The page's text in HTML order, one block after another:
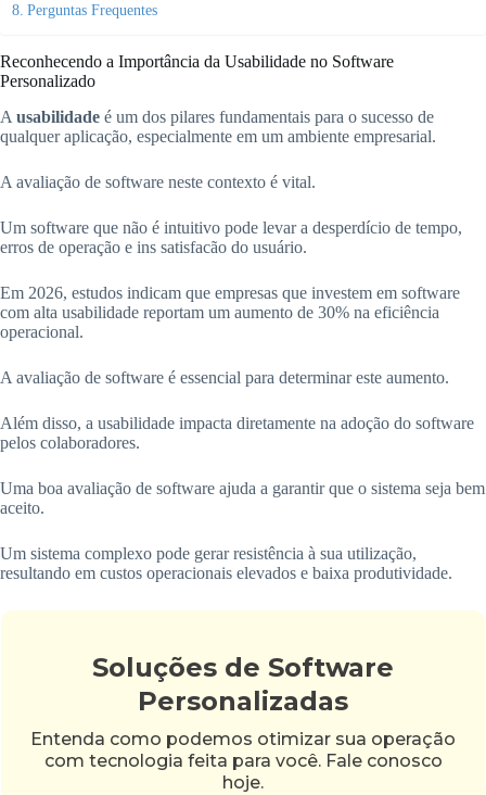
Perguntas Frequentes
Reconhecendo a Importância da Usabilidade no Software
Personalizado
A usabilidade é um dos pilares fundamentais para o sucesso de
qualquer aplicação, especialmente em um ambiente empresarial.
A avaliação de software neste contexto é vital.
Um software que não é intuitivo pode levar a desperdício de tempo,
erros de operação e ins satisfacão do usuário.
Em 2026, estudos indicam que empresas que investem em software
com alta usabilidade reportam um aumento de 30% na eficiência
operacional.
A avaliação de software é essencial para determinar este aumento.
Além disso, a usabilidade impacta diretamente na adoção do software
pelos colaboradores.
Uma boa avaliação de software ajuda a garantir que o sistema seja bem
aceito.
Um sistema complexo pode gerar resistência à sua utilização,
resultando em custos operacionais elevados e baixa produtividade.
Soluções de Software
Personalizadas
Entenda como podemos otimizar sua operação
com tecnologia feita para você. Fale conosco
hoje.